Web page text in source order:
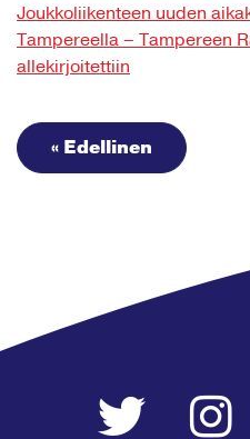
Joukkoliikenteen uuden
Tampereella – Tampereen
allekirjoitettiin
« Edellinen